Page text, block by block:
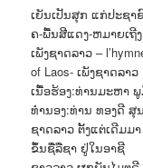
ເຍັນເປັນສຸກ ແກ່ປະຊາ
ຄ-ພື້ນສີແດງ-ຫມາຍເຖີ
ເພັງຊາດລາວ –
of Laos- ເພັງຊາດລາວ
ເນື້ອຮ້ອງ:ທ່ານມະຫາ
ທຳນອງ:ທ່ານ ທອງດີ ສຸ
ຊາດລາວ ຕັ້ງແຕ່ເດີມມາ
ຂຶ້ນຊື່ລືຊາ ຢູ່ໃນອາຊີ